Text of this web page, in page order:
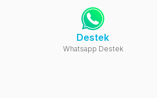
Destek
Whatsapp Destek